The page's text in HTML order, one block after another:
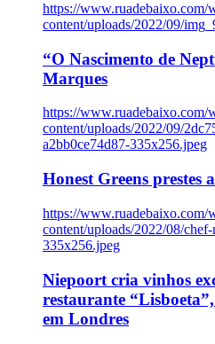
https://www.ruadebaixo.com/
content/uploads/2022/09/
“O Nascimento de
Marques
https://www.ruadebaixo.com/
content/uploads/2022/09/
a2bb0ce74d87-335x256.jpeg
Honest Greens prestes
https://www.ruadebaixo.com/
content/uploads/2022/08/
335x256.jpeg
Niepoort cria vinhos
restaurante
em Londres